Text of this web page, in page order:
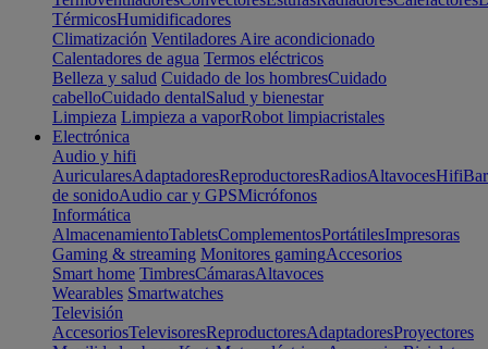
TérmicosHumidificadores
Climatización Ventiladores Aire acondicionado
Calentadores de agua Termos eléctricos
Belleza y salud Cuidado de los hombresCuidado
cabelloCuidado dentalSalud y bienestar
Limpieza Limpieza a vaporRobot limpiacristales
Electrónica
Audio y hifi
AuricularesAdaptadoresReproductoresRadiosAltavocesHifi
de sonidoAudio car y GPSMicrófonos
Informática
AlmacenamientoTabletsComplementosPortátilesImpresoras
Gaming & streaming Monitores gamingAccesorios
Smart home TimbresCámarasAltavoces
Wearables Smartwatches
Televisión
AccesoriosTelevisoresReproductoresAdaptadoresProyectores